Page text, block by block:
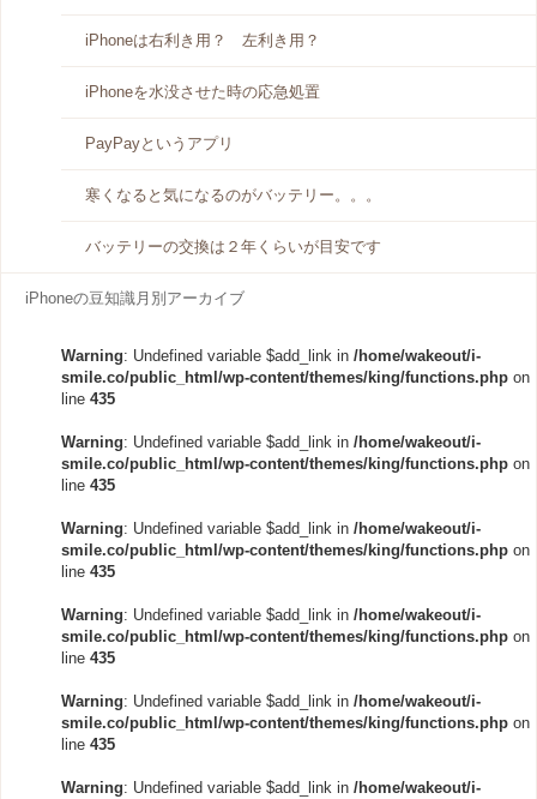
iPhoneは右利き用？ 左利き用？
iPhoneを水没させた時の応急処置
PayPayというアプリ
寒くなると気になるのがバッテリー。。。
バッテリーの交換は２年くらいが目安です
iPhoneの豆知識月別アーカイブ
Warning: Undefined variable $add_link in /home/wakeout/i-
smile.co/public_html/wp-content/themes/king/functions.php on
line 435
Warning: Undefined variable $add_link in /home/wakeout/i-
smile.co/public_html/wp-content/themes/king/functions.php on
line 435
Warning: Undefined variable $add_link in /home/wakeout/i-
smile.co/public_html/wp-content/themes/king/functions.php on
line 435
Warning: Undefined variable $add_link in /home/wakeout/i-
smile.co/public_html/wp-content/themes/king/functions.php on
line 435
Warning: Undefined variable $add_link in /home/wakeout/i-
smile.co/public_html/wp-content/themes/king/functions.php on
line 435
Warning: Undefined variable $add_link in /home/wakeout/i-